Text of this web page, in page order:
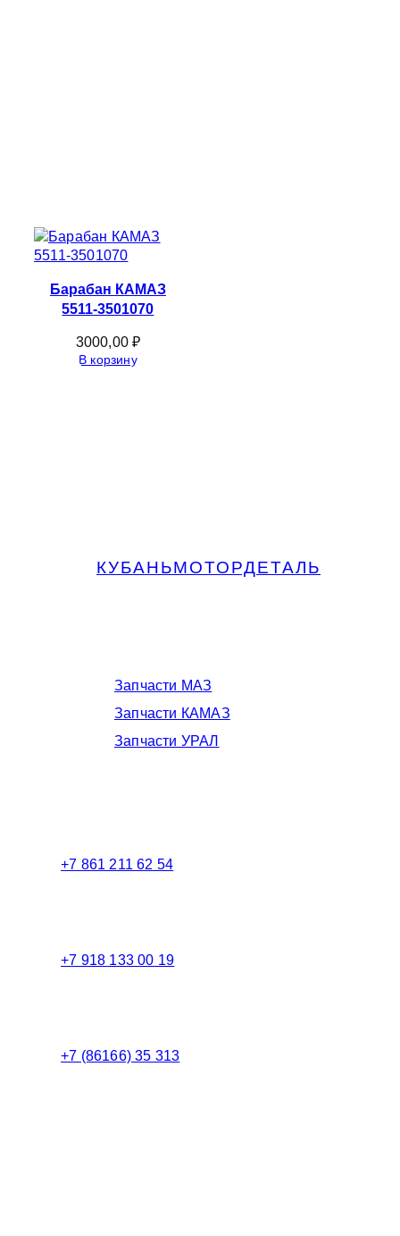
Барабан КАМАЗ
5511-3501070
3000,00₽
В корзину
КУБАНЬМОТОРДЕТАЛЬ
Запчасти МАЗ
Запчасти КАМАЗ
Запчасти УРАЛ
+7 861 211 62 54
+7 918 133 00 19
+7 (86166) 35 313